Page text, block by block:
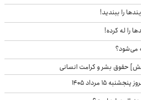
را ببندید!
را له کرده!
می‌شود؟
حقوق بشر و کرامت انسانی
۱۵ مرداد ۱۴۰۵